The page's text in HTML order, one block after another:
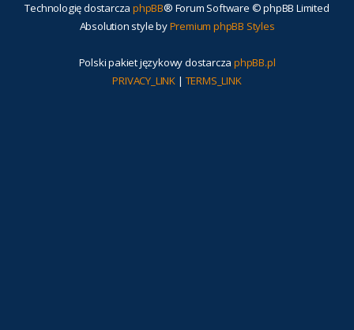
Technologię dostarcza phpBB® Forum Software © phpBB Limited
Absolution style byPremium phpBB Styles
Polski pakiet językowy dostarcza phpBB.pl
PRIVACY_LINK | TERMS_LINK